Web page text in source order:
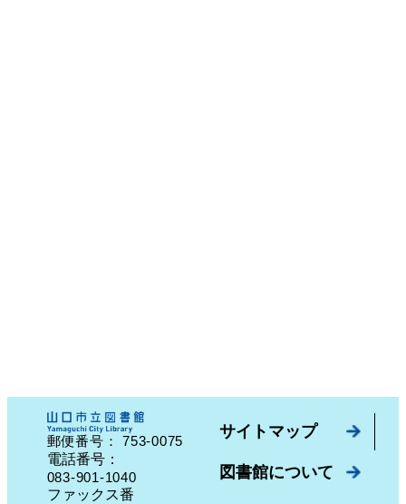
郵便番号：753-0075 山口県山口市中園町７番７号
電話番号：
083-901-1040
ファックス番
サイトマップ
図書館について